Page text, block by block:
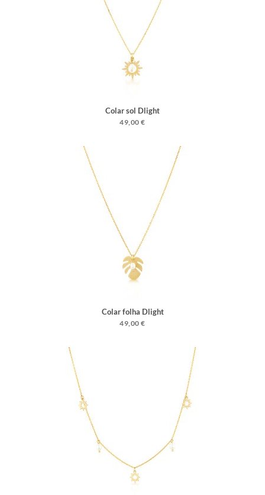
Colar sol Dlight
49,00 €
Colar folha Dlight
49,00 €